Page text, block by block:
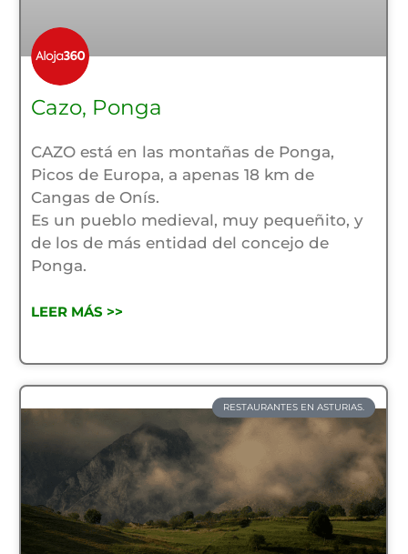
Cazo, Ponga
CAZO está en las montañas de Ponga,
Picos de Europa, a apenas 18 km de
Cangas de Onís.
Es un pueblo medieval, muy pequeñito, y
de los de más entidad del concejo de
Ponga.
LEER MÁS >>
RESTAURANTES EN ASTURIAS.